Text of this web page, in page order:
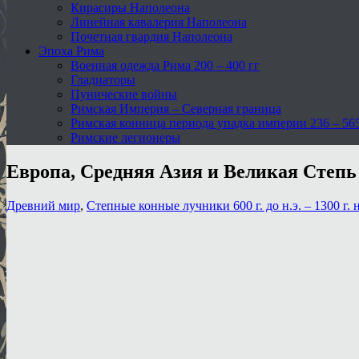
Кирасиры Наполеона
Линейная кавалерия Наполеона
Почетная гвардия Наполеона
Эпоха Рима
Военная одежда Рима 200 – 400 гг
Гладиаторы
Пунические войны
Римская Империя – Северная граница
Римская конница периода упадка империи 236 – 565
Римские легионеры
Европа, Средняя Азия и Великая Степь
Древний мир, Степные конные лучники 600 г. до н.э. – 1300 г.